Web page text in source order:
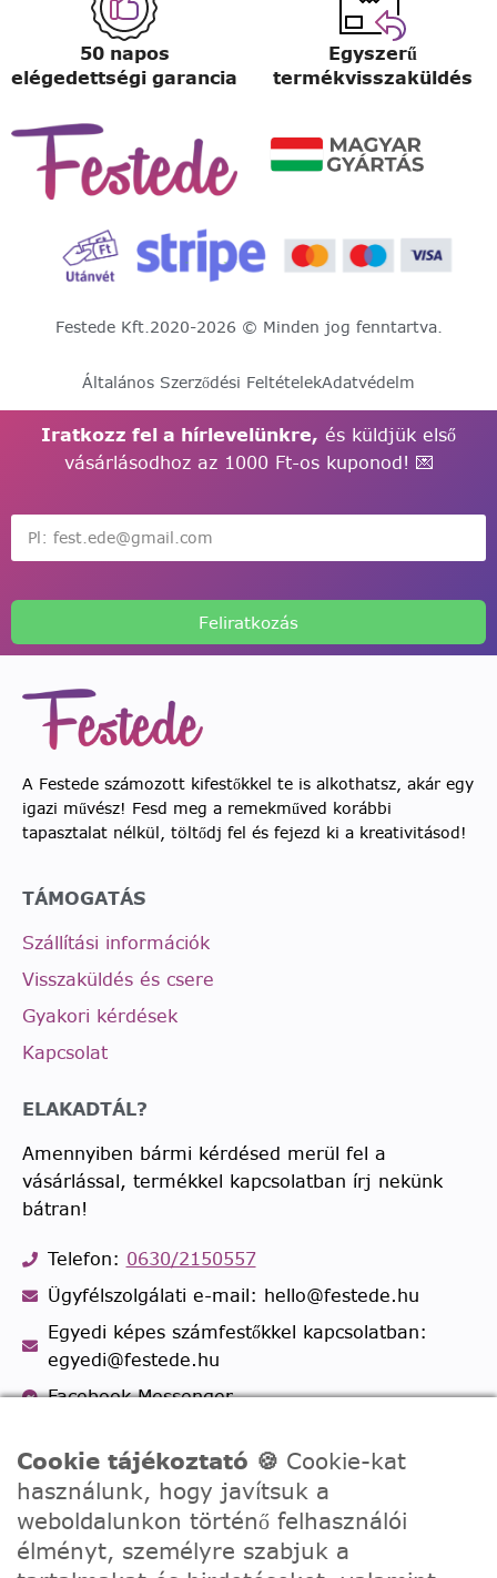
50 napos
elégedettségi garancia
Egyszerű
termékvisszaküldés
Festede Kft.2020-2026 © Minden jog fenntartva.
Általános Szerződési FeltételekAdatvédelm
Iratkozz fel a hírlevelünkre, és küldjük első
vásárlásodhoz az 1000 Ft-os kuponod! 💌
Feliratkozás
A Festede számozott kifestőkkel te is alkothatsz, akár egy
igazi művész! Fesd meg a remekműved korábbi
tapasztalat nélkül, töltődj fel és fejezd ki a kreativitásod!
TÁMOGATÁS
Szállítási információk
Visszaküldés és csere
Gyakori kérdések
Kapcsolat
ELAKADTÁL?
Amennyiben bármi kérdésed merül fel a
vásárlással, termékkel kapcsolatban írj nekünk
bátran!
Telefon: 0630/2150557
Ügyfélszolgálati e-mail: hello@festede.hu
Egyedi képes számfestőkkel kapcsolatban:
egyedi@festede.hu
Facebook Messenger
Cookie tájékoztató 🍪 Cookie-kat
használunk, hogy javítsuk a
weboldalunkon történő felhasználói
élményt, személyre szabjuk a